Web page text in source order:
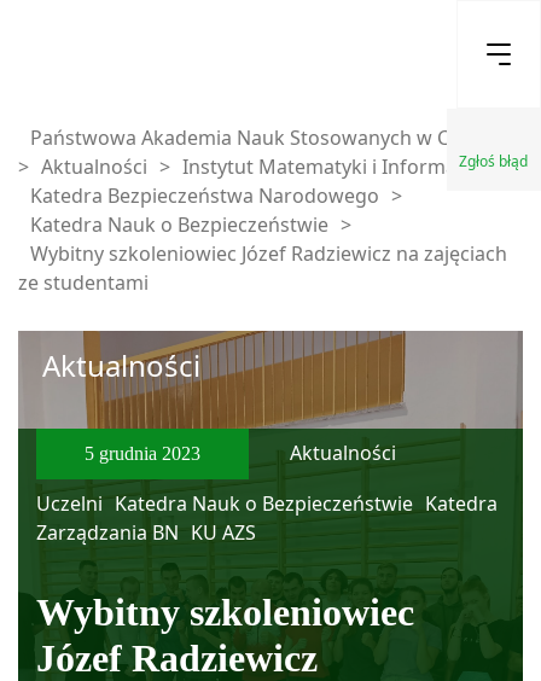
Zgłoś błąd
Państwowa Akademia Nauk Stosowanych w Chełmie
> Aktualności > Instytut Matematyki i Informatyki >
Katedra Bezpieczeństwa Narodowego >
Katedra Nauk o Bezpieczeństwie >
Wybitny szkoleniowiec Józef Radziewicz na zajęciach
ze studentami
Aktualności
5 grudnia 2023
Aktualności
Uczelni Katedra Nauk o Bezpieczeństwie Katedra
Zarządzania BN KU AZS
Wybitny szkoleniowiec
Józef Radziewicz